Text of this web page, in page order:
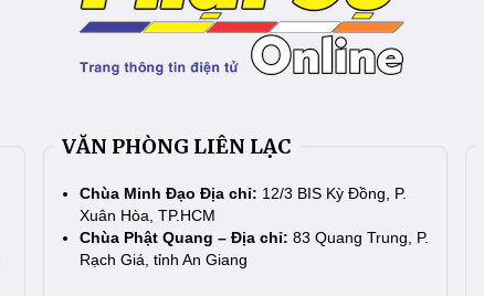
VĂN PHÒNG LIÊN LẠC
Chùa Minh Đạo Địa chỉ: 12/3 BIS Kỳ Đồng, P.
Xuân Hòa, TP.HCM
Chùa Phật Quang – Địa chỉ: 83 Quang Trung, P.
Rạch Giá, tỉnh An Giang